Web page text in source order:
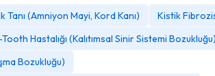
(Amniyon Mayi, Kord Kanı)
Kistik
Hastalığı (Kalıtımsal Sinir Sistemi Bozukluğu)
Bozukluğu)